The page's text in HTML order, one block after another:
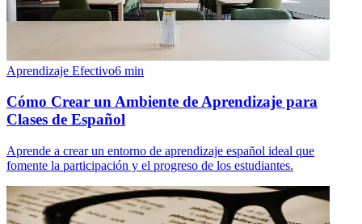
Aprendizaje Efectivo6 min
Cómo Crear un Ambiente de Aprendizaje para
Clases de Español
Aprende a crear un entorno de aprendizaje español ideal que
fomente la participación y el progreso de los estudiantes.